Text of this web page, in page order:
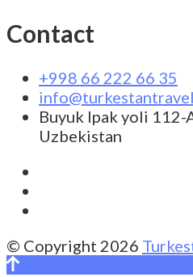
Contact
+998 66 222 66 35
Buyuk Ipak yoli 112-
Uzbekistan
© Copyright 2026